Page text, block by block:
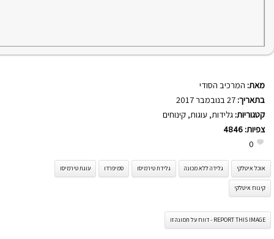
מאת: המרכיב הסודי
בתאריך:
קטגוריות: גלידות, עוגות, קינוחים
צפיות: 4846
0
אוכל איטלקי גלידה ללא מכונה גלידת טירמיסו סמיפרדו עוגת טירמיסו
קינוח איטלקי
REPORT THIS IMAGE - דווח על תמונה זו